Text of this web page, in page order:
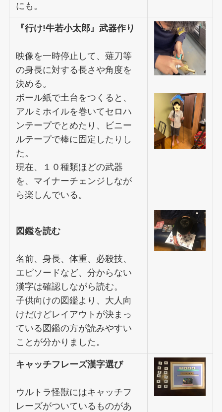
にも。
『行け!牛若小太郎』武器作り
映像を一時停止して、薙刀等
の身長に対する長さや角度を
決める。
ボール紙で土台をつくると、
アルミホイルを巻いてセロハ
ンテープでとめたり、ビニー
ルテープで棒に固定したりし
た。
現在、１０種類ほどの武器
を、マイナーチェンジしなが
ら楽しんでいる。
図鑑を読む
名前、身長、体重、必殺技、
エピソードなど、分からない
漢字は確認しながら読む。
子供向けの図鑑より、大人向
けだけどレイアウトが決まっ
ている図鑑の方が読みやすい
ことが分かりました。
キャッチフレーズ漢字選び
ウルトラ怪獣にはキャッチフ
レーズがついているものがあ